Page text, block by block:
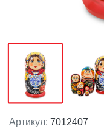
Артикул: 7012407